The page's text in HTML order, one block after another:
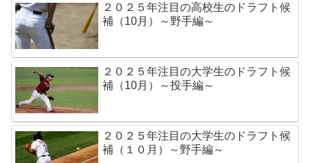
２０２５年注目の高校生のドラフト候
補（10月）～野手編～
２０２５年注目の大学生のドラフト候
補（10月）～投手編～
２０２５年注目の大学生のドラフト候
補（１０月）～野手編～